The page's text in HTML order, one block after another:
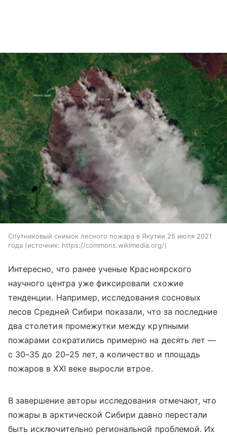
Спутниковый снимок лесного пожара в Якутии 25 июля 2021
года
источник: https://commons.wikimedia.org/
Интересно, что ранее ученые Красноярского
научного центра уже фиксировали схожие
тенденции. Например, исследования сосновых
лесов Средней Сибири показали, что за последние
два столетия промежутки между крупными
пожарами сократились примерно на десять лет —
с 30–35 до 20–25 лет, а количество и площадь
пожаров в XXI веке выросли втрое.
В завершение авторы исследования отмечают, что
пожары в арктической Сибири давно перестали
быть исключительно региональной проблемой. Их